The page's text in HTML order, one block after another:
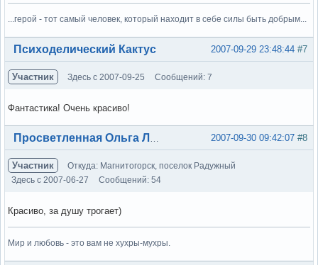
...герой - тот самый человек, который находит в себе силы быть добрым...
Вне форума #7
2007-09-29 23:48:44
Психоделический Кактус
Участник Здесь с 2007-09-25 Сообщений: 7
Фантастика! Очень красиво!
Вне форума #8
2007-09-30 09:42:07
Участник
Откуда: Магнитогорск, поселок Радужный
Здесь с 2007-06-27
Сообщений: 54
Красиво, за душу трогает)
Мир и любовь - это вам не хухры-мухры.